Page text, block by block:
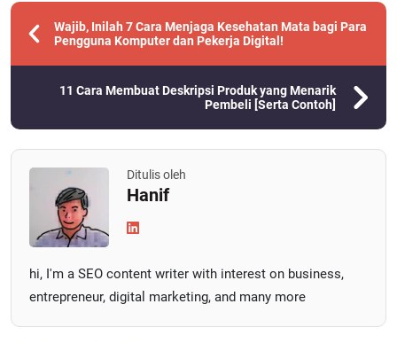
Wajib, Inilah 7 Cara Menjaga Kesehatan Mata bagi Para
Pengguna Komputer dan Pekerja Digital!
11 Cara Membuat Deskripsi Produk yang Menarik
Pembeli [Serta Contoh]
Ditulis oleh
Hanif
hi, I'm a SEO content writer with interest on business,
entrepreneur, digital marketing, and many more